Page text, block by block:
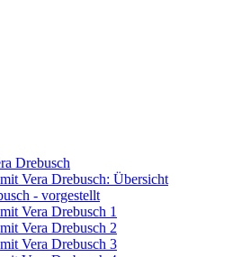
Drebusch
Vera Drebusch: Übersicht
- vorgestellt
Vera Drebusch 1
Vera Drebusch 2
Vera Drebusch 3